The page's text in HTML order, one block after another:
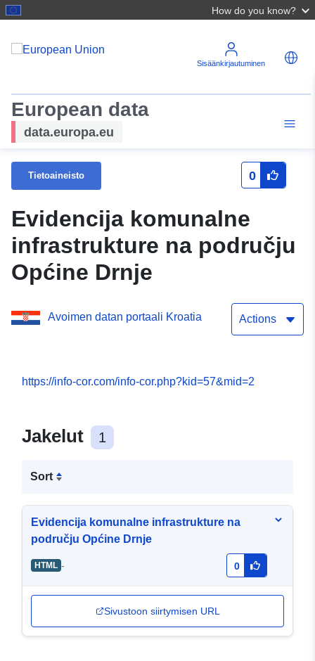
How do you know?
Sisäänkirjautuminen
European data
data.europa.eu
Tietoaineisto 0
Evidencija komunalne
infrastrukture na području
Općine Drnje
Avoimen datan portaali Kroatia Actions
https://info-cor.com/info-cor.php?kid=57&mid=2
Jakelut 1
Sort
Evidencija komunalne infrastrukture na
području Općine Drnje
HTML - 0
Sivustoon siirtymisen URL